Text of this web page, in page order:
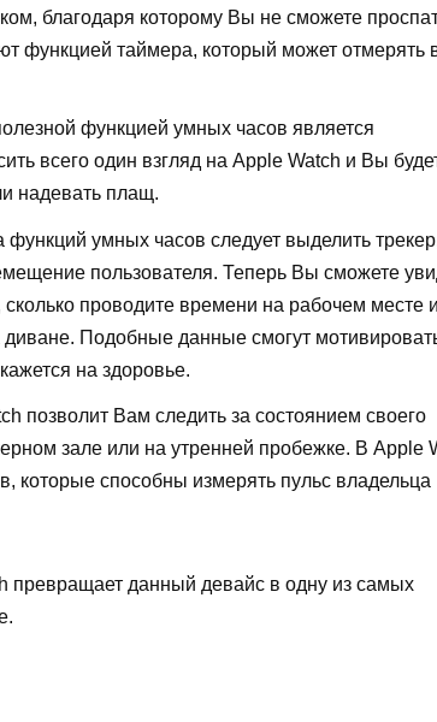
благодаря которому Вы не сможете
функцией таймера, который может отмерять
функцией умных часов является
всего один взгляд на Apple Watch и Вы
надевать плащ.
функций умных часов следует выделить
пользователя. Теперь Вы сможете
проводите времени на рабочем месте и
Подобные данные смогут
на здоровье.
позволит Вам следить за состоянием своего
зале или на утренней пробежке. В Apple
которые способны измерять пульс владельца
превращает данный девайс в одну из самых